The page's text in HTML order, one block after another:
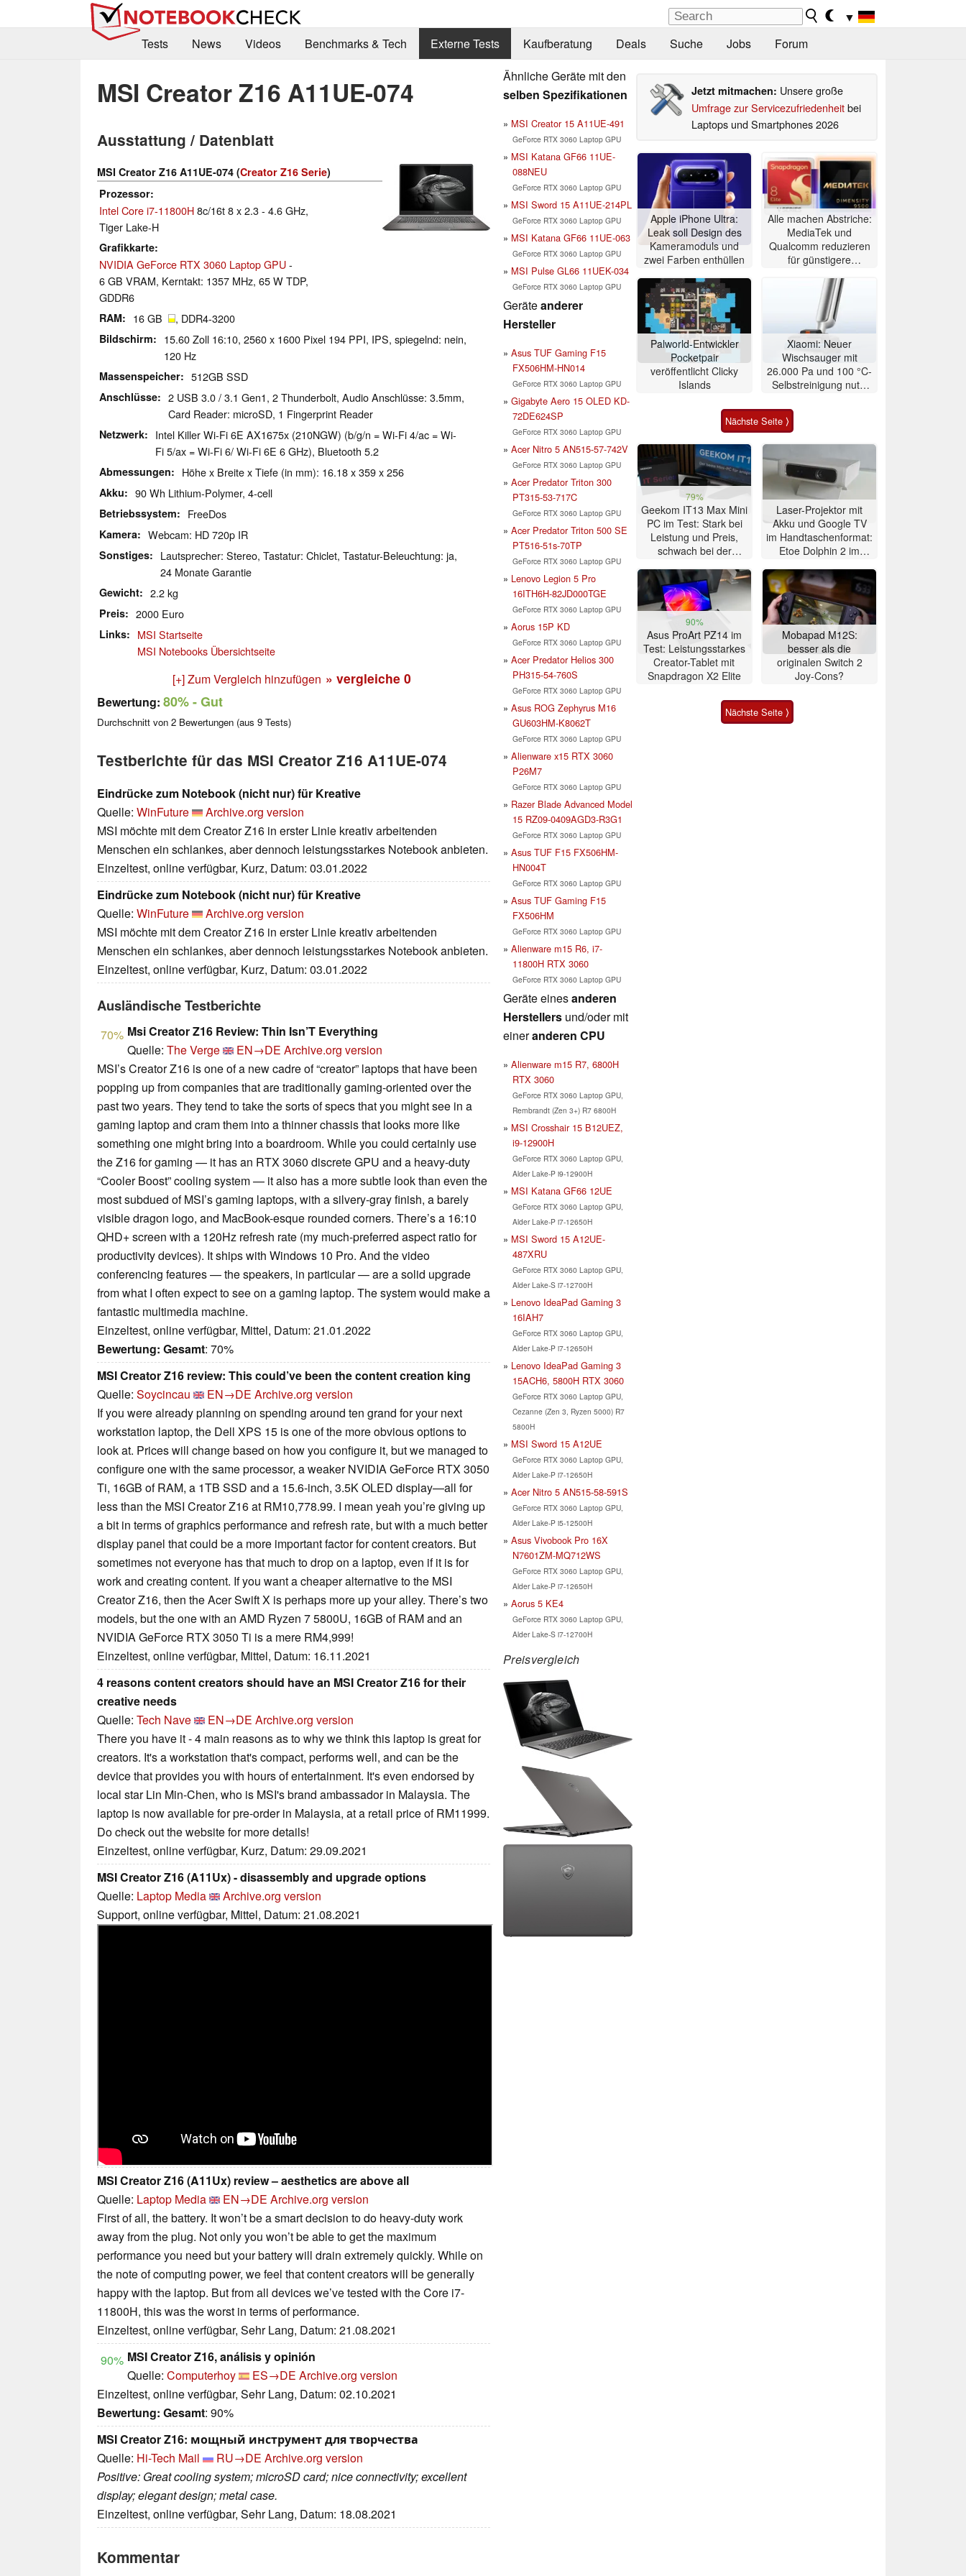
▼
Tests
News Videos Benchmarks & Tech Externe Tests Kaufberatung Deals Suche Jobs Forum
MSI Creator Z16 A11UE-074
Ausstattung / Datenblatt
MSI Creator Z16 A11UE-074 (Creator Z16 Serie)
Prozessor
Intel Core i7-11800H8c/16t 8 x 2.3 - 4.6 GHz,
Tiger Lake-H
Grafikkarte
NVIDIA GeForce RTX 3060 Laptop GPU-
6 GB VRAM, Kerntakt: 1357 MHz, 65 W TDP,
GDDR6
RAM 16 GB , DDR4-3200
Bildschirm
15.60 Zoll 16:10, 2560 x 1600 Pixel 194 PPI, IPS, spiegelnd: nein,
120 Hz
Massenspeicher 512GB SSD
Anschlüsse
2 USB 3.0 / 3.1 Gen1, 2 Thunderbolt, Audio Anschlüsse: 3.5mm,
Card Reader: microSD, 1 Fingerprint Reader
Netzwerk
Intel Killer Wi-Fi 6E AX1675x (210NGW) (b/g/n = Wi-Fi 4/ac = Wi-
Fi 5/ax = Wi-Fi 6/ Wi-Fi 6E 6 GHz), Bluetooth 5.2
Abmessungen Höhe x Breite x Tiefe (in mm): 16.18 x 359 x 256
Akku 90 Wh Lithium-Polymer, 4-cell
Betriebssystem FreeDos
Kamera Webcam: HD 720p IR
Sonstiges
Lautsprecher: Stereo, Tastatur: Chiclet, Tastatur-Beleuchtung: ja,
24 Monate Garantie
Gewicht 2.2 kg
Preis 2000 Euro
Links
MSI Startseite
MSI Notebooks Übersichtseite
[+] Zum Vergleich hinzufügen » vergleiche 0
Bewertung: 80%- Gut
Durchschnitt von 2 Bewertungen (aus 9 Tests)
Testberichte für das MSI Creator Z16 A11UE-074
Eindrücke zum Notebook (nicht nur) für Kreative
Quelle: WinFuture
Archive.org version
MSI möchte mit dem Creator Z16 in erster Linie kreativ arbeitenden
Menschen ein schlankes, aber dennoch leistungsstarkes Notebook anbieten.
Einzeltest, online verfügbar, Kurz, Datum: 03.01.2022
Eindrücke zum Notebook (nicht nur) für Kreative
Quelle: WinFuture
Archive.org version
MSI möchte mit dem Creator Z16 in erster Linie kreativ arbeitenden
Menschen ein schlankes, aber dennoch leistungsstarkes Notebook anbieten.
Einzeltest, online verfügbar, Kurz, Datum: 03.01.2022
Ausländische Testberichte
70% Msi Creator Z16 Review: Thin Isn’T Everything
Quelle: The Verge EN→DE Archive.org version
MSI’s Creator Z16 is one of a new cadre of “creator” laptops that have been
popping up from companies that are traditionally gaming-oriented over the
past two years. They tend to take the sorts of specs that you might see in a
gaming laptop and cram them into a thinner chassis that looks more like
something one might bring into a boardroom. While you could certainly use
the Z16 for gaming — it has an RTX 3060 discrete GPU and a heavy-duty
“Cooler Boost” cooling system — it also has a more subtle look than even the
most subdued of MSI’s gaming laptops, with a silvery-gray finish, a barely
visible dragon logo, and MacBook-esque rounded corners. There’s a 16:10
QHD+ screen with a 120Hz refresh rate (my much-preferred aspect ratio for
productivity devices). It ships with Windows 10 Pro. And the video
conferencing features — the speakers, in particular — are a solid upgrade
from what I often expect to see on a gaming laptop. The system would make a
fantastic multimedia machine.
Einzeltest, online verfügbar, Mittel, Datum: 21.01.2022
Bewertung: Gesamt: 70%
MSI Creator Z16 review: This could’ve been the content creation king
Quelle: Soycincau EN→DE Archive.org version
If you were already planning on spending around ten grand for your next
workstation laptop, the Dell XPS 15 is one of the more obvious options to
look at. Prices will change based on how you configure it, but we managed to
configure one with the same processor, a weaker NVIDIA GeForce RTX 3050
Ti, 16GB of RAM, a 1TB SSD and a 15.6-inch, 3.5K OLED display—all for
less than the MSI Creator Z16 at RM10,778.99. I mean yeah you’re giving up
a bit in terms of graphics performance and refresh rate, but with a much better
display panel that could be a more important factor for content creators. But
sometimes not everyone has that much to drop on a laptop, even if it is for
work and creating content. If you want a cheaper alternative to the MSI
Creator Z16, then the Acer Swift X is perhaps more up your alley. There’s two
models, but the one with an AMD Ryzen 7 5800U, 16GB of RAM and an
NVIDIA GeForce RTX 3050 Ti is a mere RM4,999!
Einzeltest, online verfügbar, Mittel, Datum: 16.11.2021
4 reasons content creators should have an MSI Creator Z16 for their
creative needs
Quelle: Tech Nave EN→DE Archive.org version
There you have it - 4 main reasons as to why we think this laptop is great for
creators. It's a workstation that's compact, performs well, and can be the
device that provides you with hours of entertainment. It's even endorsed by
local star Lin Min-Chen, who is MSI's brand ambassador in Malaysia. The
laptop is now available for pre-order in Malaysia, at a retail price of RM11999.
Do check out the website for more details!
Einzeltest, online verfügbar, Kurz, Datum: 29.09.2021
MSI Creator Z16 (A11Ux) - disassembly and upgrade options
Quelle: Laptop Media
Archive.org version
Support, online verfügbar, Mittel, Datum: 21.08.2021
MSI Creator Z16 (A11Ux) review – aesthetics are above all
Quelle: Laptop Media EN→DE Archive.org version
First of all, the battery. It won’t be a smart decision to do heavy-duty work
away from the plug. Not only you won’t be able to get the maximum
performance you need but your battery will drain extremely quickly. While on
the note of computing power, we feel that content creators will be generally
happy with the laptop. But from all devices we’ve tested with the Core i7-
11800H, this was the worst in terms of performance.
Einzeltest, online verfügbar, Sehr Lang, Datum: 21.08.2021
90% MSI Creator Z16, análisis y opinión
Quelle: Computerhoy ES→DE Archive.org version
Einzeltest, online verfügbar, Sehr Lang, Datum: 02.10.2021
Bewertung: Gesamt: 90%
MSI Creator Z16: мощный инструмент для творчества
Quelle: Hi-Tech Mail RU→DE Archive.org version
Positive: Great cooling system; microSD card; nice connectivity; excellent
display; elegant design; metal case.
Einzeltest, online verfügbar, Sehr Lang, Datum: 18.08.2021
Kommentar
Ähnliche Geräte mit den
selben Spezifikationen
MSI Creator 15 A11UE-491
GeForce RTX 3060 Laptop GPU
MSI Katana GF66 11UE-
088NEU
GeForce RTX 3060 Laptop GPU
MSI Sword 15 A11UE-214PL
GeForce RTX 3060 Laptop GPU
MSI Katana GF66 11UE-063
GeForce RTX 3060 Laptop GPU
MSI Pulse GL66 11UEK-034
GeForce RTX 3060 Laptop GPU
Geräteanderer
Hersteller
Asus TUF Gaming F15
FX506HM-HN014
GeForce RTX 3060 Laptop GPU
Gigabyte Aero 15 OLED KD-
72DE624SP
GeForce RTX 3060 Laptop GPU
Acer Nitro 5 AN515-57-742V
GeForce RTX 3060 Laptop GPU
Acer Predator Triton 300
PT315-53-717C
GeForce RTX 3060 Laptop GPU
Acer Predator Triton 500 SE
PT516-51s-70TP
GeForce RTX 3060 Laptop GPU
Lenovo Legion 5 Pro
16ITH6H-82JD000TGE
GeForce RTX 3060 Laptop GPU
Aorus 15P KD
GeForce RTX 3060 Laptop GPU
Acer Predator Helios 300
PH315-54-760S
GeForce RTX 3060 Laptop GPU
Asus ROG Zephyrus M16
GU603HM-K8062T
GeForce RTX 3060 Laptop GPU
Alienware x15 RTX 3060
P26M7
GeForce RTX 3060 Laptop GPU
Razer Blade Advanced Model
15 RZ09-0409AGD3-R3G1
GeForce RTX 3060 Laptop GPU
Asus TUF F15 FX506HM-
HN004T
GeForce RTX 3060 Laptop GPU
Asus TUF Gaming F15
FX506HM
GeForce RTX 3060 Laptop GPU
Alienware m15 R6, i7-
11800H RTX 3060
GeForce RTX 3060 Laptop GPU
Geräte einesanderen
Herstellers und/oder mit
eineranderen CPU
Alienware m15 R7, 6800H
RTX 3060
GeForce RTX 3060 Laptop GPU,
Rembrandt (Zen 3+) R7 6800H
MSI Crosshair 15 B12UEZ,
i9-12900H
GeForce RTX 3060 Laptop GPU,
Alder Lake-P i9-12900H
MSI Katana GF66 12UE
GeForce RTX 3060 Laptop GPU,
Alder Lake-P i7-12650H
MSI Sword 15 A12UE-
487XRU
GeForce RTX 3060 Laptop GPU,
Alder Lake-S i7-12700H
Lenovo IdeaPad Gaming 3
16IAH7
GeForce RTX 3060 Laptop GPU,
Alder Lake-P i7-12650H
Lenovo IdeaPad Gaming 3
15ACH6, 5800H RTX 3060
GeForce RTX 3060 Laptop GPU,
Cezanne (Zen 3, Ryzen 5000) R7
5800H
MSI Sword 15 A12UE
GeForce RTX 3060 Laptop GPU,
Alder Lake-P i7-12650H
Acer Nitro 5 AN515-58-591S
GeForce RTX 3060 Laptop GPU,
Alder Lake-P i5-12500H
Asus Vivobook Pro 16X
N7601ZM-MQ712WS
GeForce RTX 3060 Laptop GPU,
Alder Lake-P i7-12650H
Aorus 5 KE4
GeForce RTX 3060 Laptop GPU,
Alder Lake-S i7-12700H
Preisvergleich
Jetzt mitmachen: Unsere große
Umfrage zur Servicezufriedenheitbei
Laptops und Smartphones 2026
Apple iPhone Ultra:
Leak soll Design des
Kameramoduls und
zwei Farben enthüllen
Alle machen Abstriche:
MediaTek und
Qualcomm reduzieren
für günstigere
die Zahl der GPU-
Kerne
Palworld-Entwickler
Pocketpair
veröffentlicht Clicky
Islands
Xiaomi: Neuer
Wischsauger mit
26.000 Pa und 100 °C-
Selbstreinigung nutzt
Nächste Seite ⟩
79%
Geekom IT13 Max Mini
PC im Test: Stark bei
Leistung und Preis,
schwach bei der
Laser-Projektor mit
Akku und Google TV
im Handtaschenformat:
Etoe Dolphin 2 im
90%
Asus ProArt PZ14 im
Test: Leistungsstarkes
Creator-Tablet mit
Snapdragon X2 Elite
Mobapad M12S:
besser als die
originalen Switch 2
Joy-Cons?
Nächste Seite ⟩